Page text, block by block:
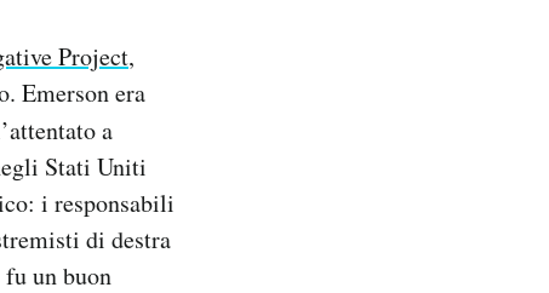
Project,
Emerson era
a
Stati Uniti
i responsabili
di destra
un buon